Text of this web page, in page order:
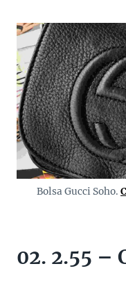
Bolsa Gucci Soho.
02. 2.55 –